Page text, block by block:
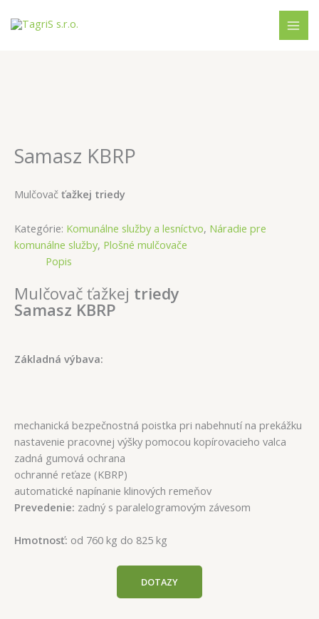
Samasz KBRP
Mulčovač ťažkej triedy
Kategórie: Komunálne služby a lesníctvo, Náradie pre
komunálne služby, Plošné mulčovače
Popis
Mulčovač ťažkej triedy
Samasz KBRP
Základná výbava:
mechanická bezpečnostná poistka pri nabehnutí na prekážku
nastavenie pracovnej výšky pomocou kopírovacieho valca
zadná gumová ochrana
ochranné reťaze (KBRP)
automatické napínanie klinových remeňov
Prevedenie: zadný s paralelogramovým závesom
Hmotnosť: od 760 kg do 825 kg
DOTAZY